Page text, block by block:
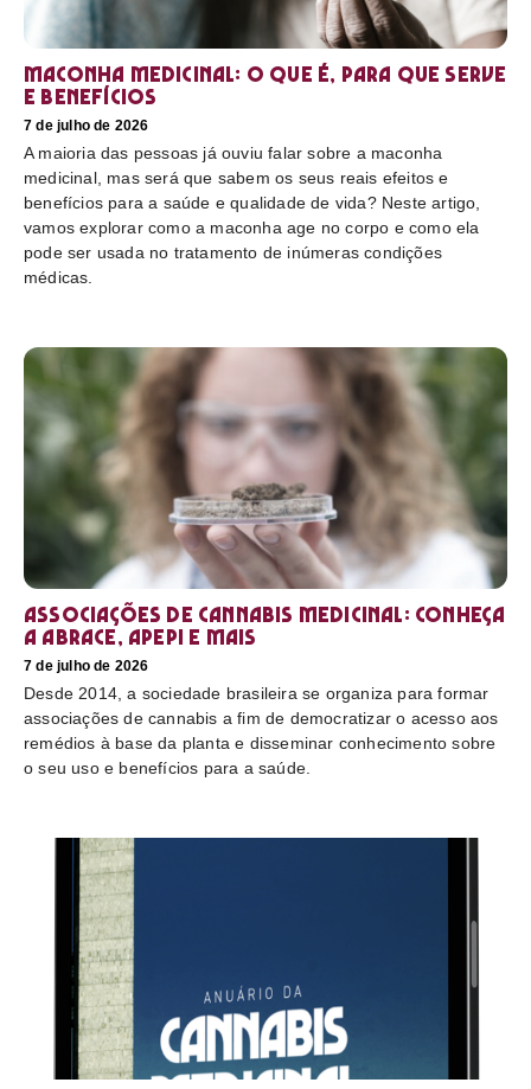
Maconha medicinal: O que é, para que serve
e benefícios
7 de julho de 2026
A maioria das pessoas já ouviu falar sobre a maconha
medicinal, mas será que sabem os seus reais efeitos e
benefícios para a saúde e qualidade de vida? Neste artigo,
vamos explorar como a maconha age no corpo e como ela
pode ser usada no tratamento de inúmeras condições
médicas.
Associações de cannabis medicinal: conheça
a Abrace, Apepi e mais
7 de julho de 2026
Desde 2014, a sociedade brasileira se organiza para formar
associações de cannabis a fim de democratizar o acesso aos
remédios à base da planta e disseminar conhecimento sobre
o seu uso e benefícios para a saúde.